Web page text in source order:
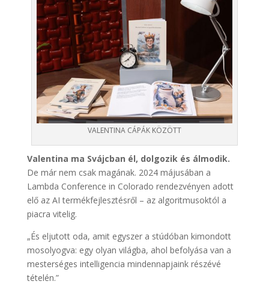
VALENTINA CÁPÁK KÖZÖTT
Valentina ma Svájcban él, dolgozik és álmodik.
De már nem csak magának. 2024 májusában a
Lambda Conference in Colorado rendezvényen adott
elő az AI termékfejlesztésről – az algoritmusoktól a
piacra vitelig.
„És eljutott oda, amit egyszer a stúdóban kimondott
mosolyogva: egy olyan világba, ahol befolyása van a
mesterséges intelligencia mindennapjaink részévé
tételén.”